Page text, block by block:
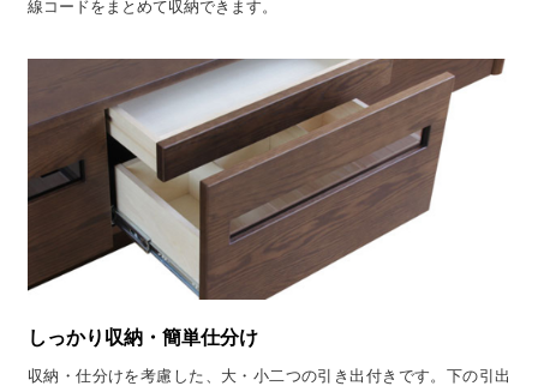
線コードをまとめて収納できます。
しっかり収納・簡単仕分け
収納・仕分けを考慮した、大・小二つの引き出付きです。下の引出